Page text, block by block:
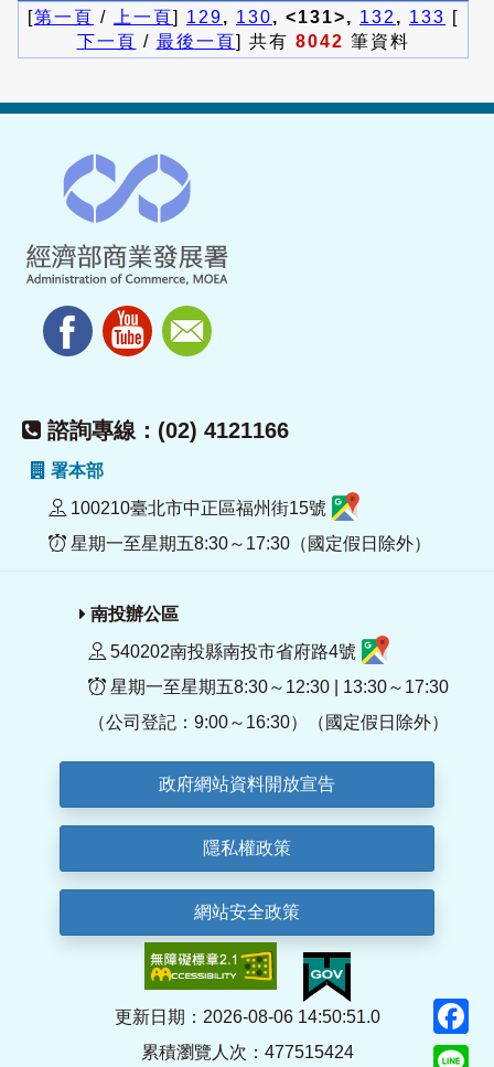
[第一頁 / 上一頁] 129, 130, <131>, 132 , 133 [
下一頁 / 最後一頁] 共有 8042 筆資料
諮詢專線：(02) 4121166
署本部
100210臺北市中正區福州街15號
星期一至星期五8:30～17:30（國定假日除外）
南投辦公區
540202南投縣南投市省府路4號
星期一至星期五8:30～12:30 | 13:30～17:30
（公司登記：9:00～16:30）（國定假日除外）
政府網站資料開放宣告
隱私權政策
網站安全政策
更新日期：2026-08-06 14:50:51.0
累積瀏覽人次：477515424